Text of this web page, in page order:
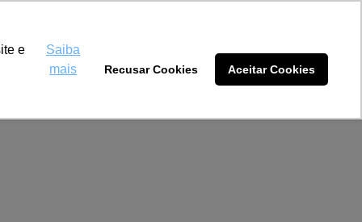
e
Saiba
mais
Recusar Cookies Aceitar Cookies
Blog Sobre nós